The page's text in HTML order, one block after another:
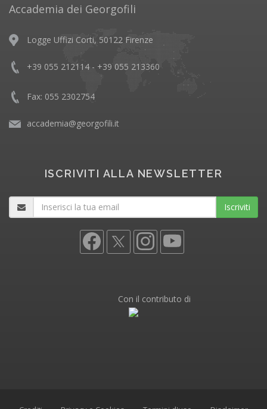
Accademia dei Georgofili
Logge Uffizi Corti, 50122 Firenze
+39 055 212114 - +39 055 213360
Fax: 055 2302754
accademia@georgofili.it
ISCRIVITI ALLA NEWSLETTER
Iscriviti
Con il contributo di